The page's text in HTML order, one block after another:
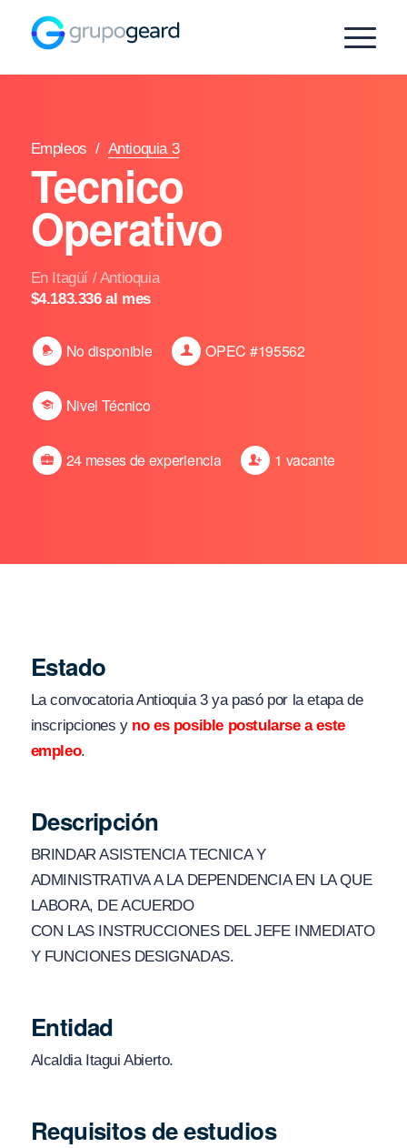
Empleos / Antioquia 3
Tecnico
Operativo
En Itagüí / Antioquia
$4.183.336 al mes
No disponible OPEC #195562
Nivel Técnico
24 meses de experiencia 1 vacante
Estado
La convocatoria Antioquia 3 ya pasó por la etapa de
inscripciones y no es posible postularse a este
empleo.
Descripción
BRINDAR ASISTENCIA TECNICA Y
ADMINISTRATIVA A LA DEPENDENCIA EN LA QUE
LABORA, DE ACUERDO
CON LAS INSTRUCCIONES DEL JEFE INMEDIATO
Y FUNCIONES DESIGNADAS.
Entidad
Alcaldia Itagui Abierto.
Requisitos de estudios